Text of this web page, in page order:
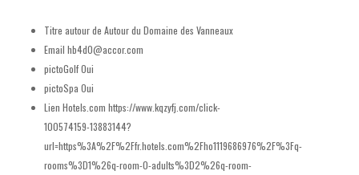
Titre autour de Autour du Domaine des Vanneaux
Email hb4d0@accor.com
pictoGolfOui
pictoSpa Oui
Lien Hotels.com https://www.kqzyfj.com/click-
100574159-13883144?
url=https%3A%2F%2Ffr.hotels.com%2Fho1119686976%2F%3Fq-
rooms%3D1%26q-room-0-adults%3D2%26q-room-